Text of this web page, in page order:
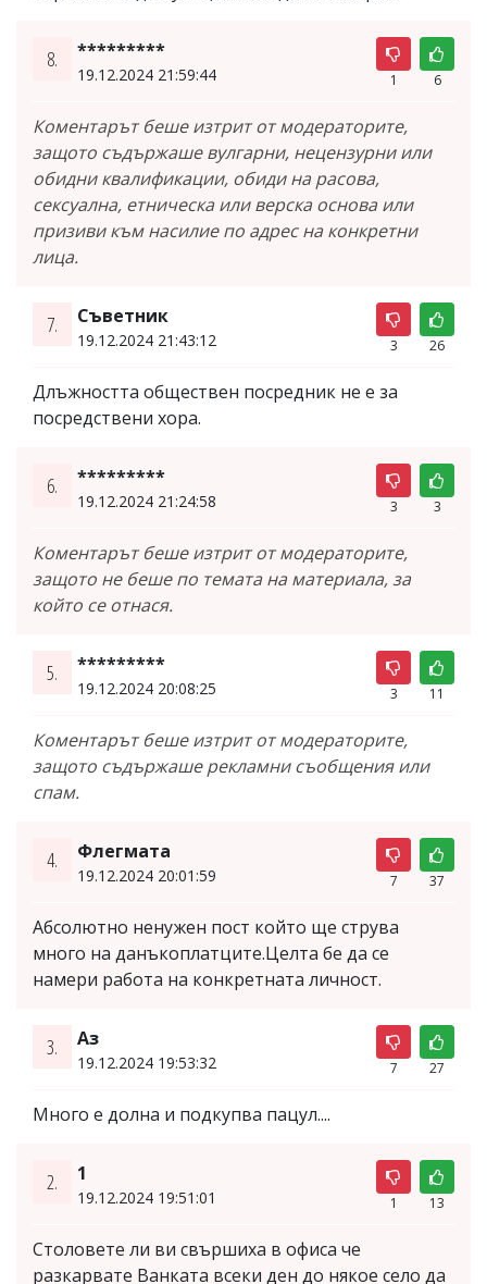
8. *********
19.12.2024 21:59:44 1 6
Коментарът беше изтрит от модераторите,
защото съдържаше вулгарни, нецензурни или
обидни квалификации, обиди на расова,
сексуална, етническа или верска основа или
призиви към насилие по адрес на конкретни
лица.
7. Съветник
19.12.2024 21:43:12 3 26
Длъжността обществен посредник не е за
посредствени хора.
6. *********
19.12.2024 21:24:58 3 3
Коментарът беше изтрит от модераторите,
защото не беше по темата на материала, за
който се отнася.
5. *********
19.12.2024 20:08:25 3 11
Коментарът беше изтрит от модераторите,
защото съдържаше рекламни съобщения или
спам.
4. Флегмата
19.12.2024 20:01:59 7 37
Абсолютно ненужен пост който ще струва
много на данъкоплатците.Целта бе да се
намери работа на конкретната личност.
3. Аз
19.12.2024 19:53:32 7 27
Много е долна и подкупва пацул....
2. 1
19.12.2024 19:51:01 1 13
Столовете ли ви свършиха в офиса че
разкарвате Ванката всеки ден до някое село да